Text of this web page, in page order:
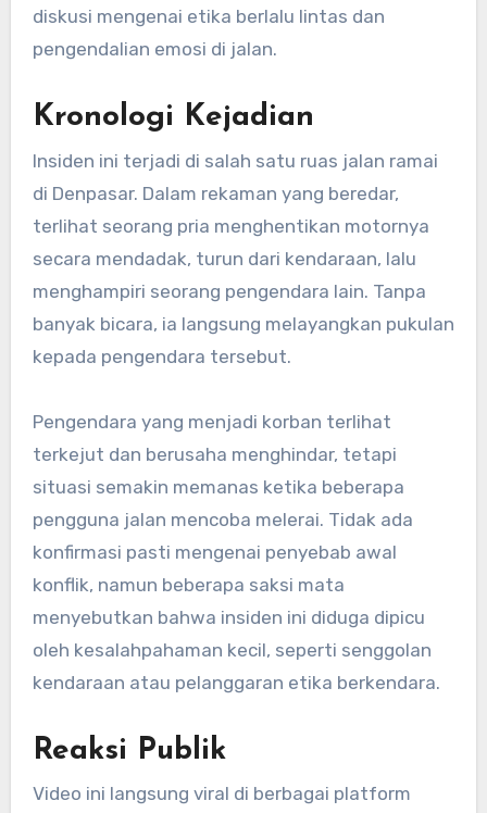
diskusi mengenai etika berlalu lintas dan
pengendalian emosi di jalan.
Kronologi Kejadian
Insiden ini terjadi di salah satu ruas jalan ramai
di Denpasar. Dalam rekaman yang beredar,
terlihat seorang pria menghentikan motornya
secara mendadak, turun dari kendaraan, lalu
menghampiri seorang pengendara lain. Tanpa
banyak bicara, ia langsung melayangkan pukulan
kepada pengendara tersebut.
Pengendara yang menjadi korban terlihat
terkejut dan berusaha menghindar, tetapi
situasi semakin memanas ketika beberapa
pengguna jalan mencoba melerai. Tidak ada
konfirmasi pasti mengenai penyebab awal
konflik, namun beberapa saksi mata
menyebutkan bahwa insiden ini diduga dipicu
oleh kesalahpahaman kecil, seperti senggolan
kendaraan atau pelanggaran etika berkendara.
Reaksi Publik
Video ini langsung viral di berbagai platform